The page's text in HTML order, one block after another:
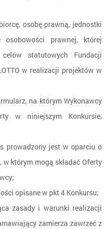
osobę prawną, jednostki
osobowości prawnej, której
statutowych Fundacji
w realizacji projektów w
na którym Wykonawcy
w niniejszym Konkursie,
prowadzony jest w oparciu o
którym mogą składać Oferty
opisane w pkt 4 Konkursu;
zasady i warunki realizacji
zamierza zawrzeć z